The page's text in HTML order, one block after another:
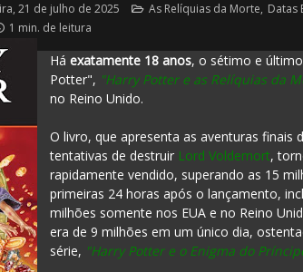
21 de julho de 2025 As Relíquias da Morte, Datas
1 min. de leitura
Há exatamente 18 anos, o sétimo e
Potter", "Harry Potter e as Relíquias da
no Reino Unido.
O livro, que apresenta as aventuras finais
tentativas de destruir Lord Voldemort,
rapidamente vendido, superando as 15
primeiras 24 horas após o lançamento,
milhões somente nos EUA e no Reino
era de 9 milhões em um único dia,
série, "Harry Potter e o Enigma do